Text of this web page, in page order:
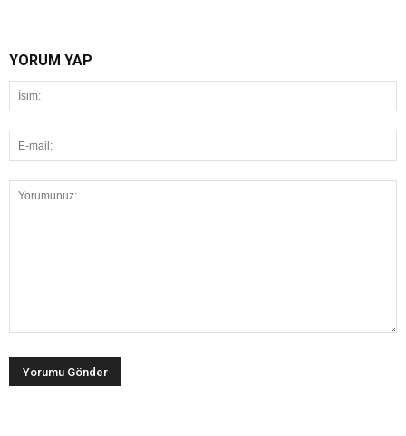
YORUM YAP